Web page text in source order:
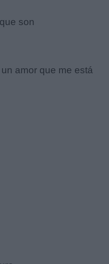
son
amor que me está